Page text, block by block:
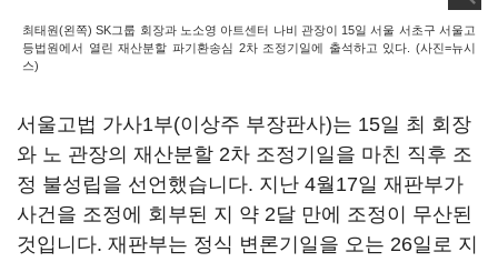
최태원(왼쪽) SK그룹 회장과 노소영 아트센터 나비 관장이 15일 서울 서초구 서울고
등법원에서 열린 재산분할 파기환송심 2차 조정기일에 출석하고 있다. (사진=뉴시
스)
서울고법 가사1부(이상주 부장판사)는 15일 최 회장
와 노 관장의 재산분할 2차 조정기일을 마친 직후 조
정 불성립을 선언했습니다. 지난 4월17일 재판부가
사건을 조정에 회부된 지 약 2달 만에 조정이 무산된
것입니다. 재판부는 정식 변론기일을 오는 26일로 지